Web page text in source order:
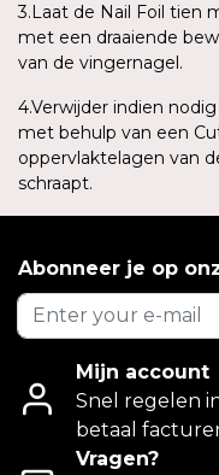
3.Laat de Nail Foil tien
met een draaiende
van de vingernagel.
4.Verwijder indien
met behulp van een
oppervlaktelagen van
schraapt.
Abonneer je op
Mijn account
Snel regelen
betaal
Vragen?